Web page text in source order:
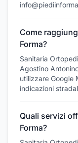
Come
Forma?
Sanitaria
Agostino
utilizzare Google
indicazioni
Quali servizi
Forma?